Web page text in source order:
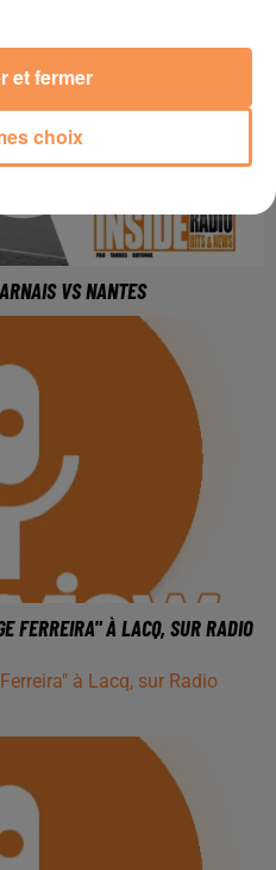
VS NANTES
FERREIRA" À LACQ, SUR RADIO
à Lacq, sur Radio
choix
et fermer